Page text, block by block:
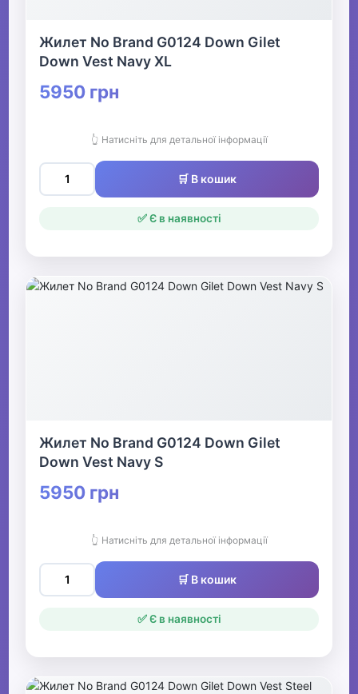
Жилет No Brand G0124 Down Gilet
Down Vest Navy XL
5950 грн
👆 Натисніть для детальної інформації
🛒 В кошик
✅ Є в наявності
Жилет No Brand G0124 Down Gilet
Down Vest Navy S
5950 грн
👆 Натисніть для детальної інформації
🛒 В кошик
✅ Є в наявності